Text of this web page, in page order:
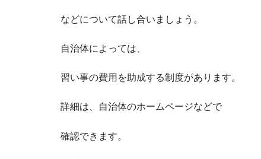
などについて話し合いましょう。
自治体によっては、
習い事の費用を助成する制度があります。
詳細は、自治体のホームページなどで
確認できます。